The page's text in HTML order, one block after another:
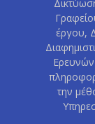
έργου,
Ερευνών
την